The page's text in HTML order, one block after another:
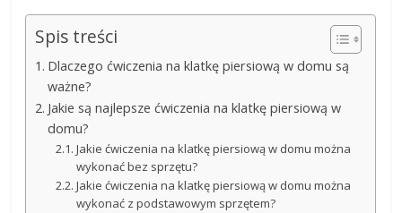
Spis treści
Dlaczego ćwiczenia na klatkę piersiową w domu są
ważne?
Jakie są najlepsze ćwiczenia na klatkę piersiową w
domu?
Jakie ćwiczenia na klatkę piersiową w domu można
wykonać bez sprzętu?
Jakie ćwiczenia na klatkę piersiową w domu można
wykonać z podstawowym sprzętem?